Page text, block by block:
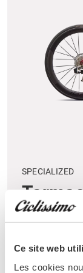
Ce site web
Les cookies
SPECIALIZED
13,499 CHF